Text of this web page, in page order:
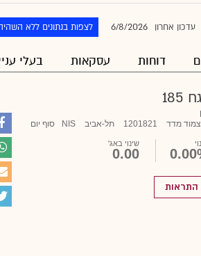
עדכון אחרון 6/8/2026 לצפות בנתונים ללא
דוחות עסקאות בעלי
צמוד מדד
1201821 תל-אביב NIS סוף יום
שינוי באג'
0.00
התראות